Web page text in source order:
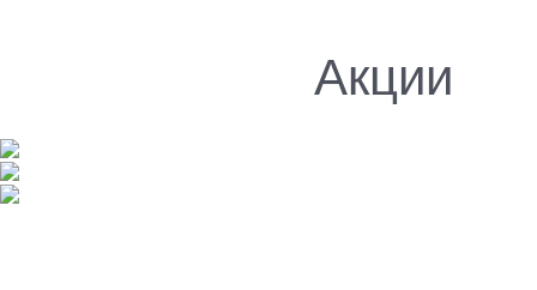
Акции